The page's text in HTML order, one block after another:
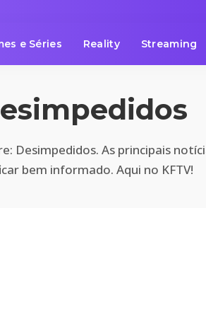
e Séries Reality Streaming
Desimpedidos. As principais
bem informado. Aqui no KFTV!